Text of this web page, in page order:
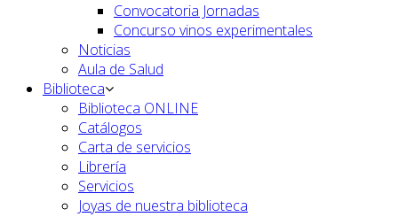
Convocatoria Jornadas
Concurso vinos experimentales
Noticias
Aula de Salud
Biblioteca
Biblioteca ONLINE
Catálogos
Carta de servicios
Librería
Servicios
Joyas de nuestra biblioteca